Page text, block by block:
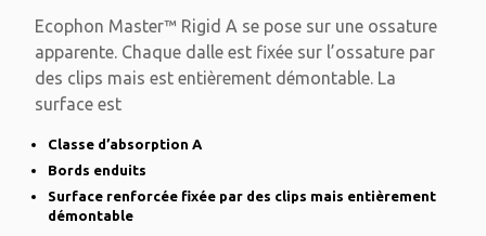
Ecophon Master™ Rigid A se pose sur une ossature
apparente. Chaque dalle est fixée sur l’ossature par
des clips mais est entièrement démontable. La
surface est
Classe d’absorption A
Bords enduits
Surface renforcée fixée par des clips mais entièrement
démontable